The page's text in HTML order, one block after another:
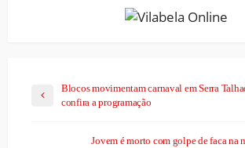
Blocos movimentam carnaval em Serra
confira a programação
Jovem é morto com golpe de faca na